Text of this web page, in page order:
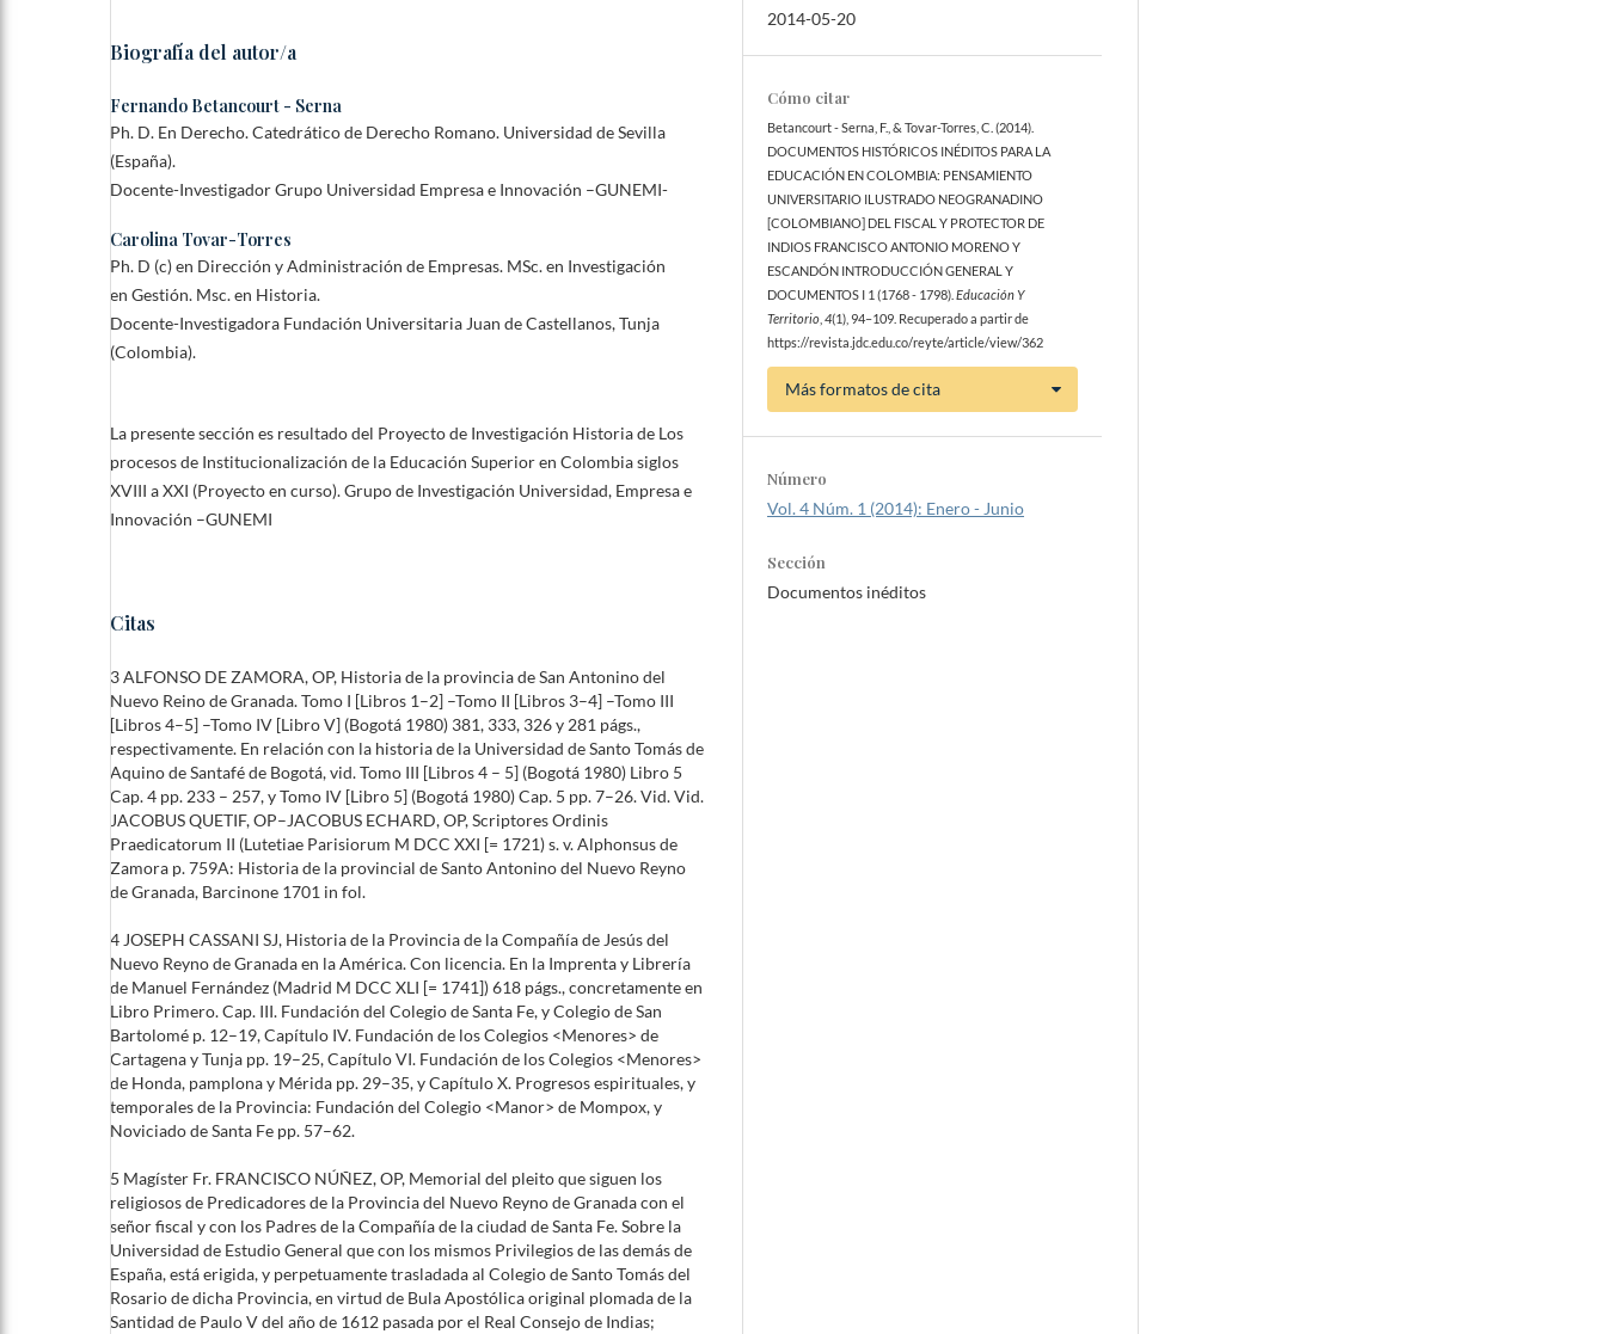
Biografía del autor/a
Fernando Betancourt - Serna
Ph. D. En Derecho. Catedrático de Derecho Romano. Universidad de Sevilla
(España).
Docente-Investigador Grupo Universidad Empresa e Innovación –GUNEMI-
Carolina Tovar-Torres
Ph. D (c) en Dirección y Administración de Empresas. MSc. en Investigación
en Gestión. Msc. en Historia.
Docente-Investigadora Fundación Universitaria Juan de Castellanos, Tunja
(Colombia).
La presente sección es resultado del Proyecto de Investigación Historia de Los
procesos de Institucionalización de la Educación Superior en Colombia siglos
XVIII a XXI (Proyecto en curso). Grupo de Investigación Universidad, Empresa e
Innovación –GUNEMI
Citas
3 ALFONSO DE ZAMORA, OP, Historia de la provincia de San Antonino del
Nuevo Reino de Granada. Tomo I [Libros 1–2] –Tomo II [Libros 3–4] –Tomo III
[Libros 4–5] –Tomo IV [Libro V] (Bogotá 1980) 381, 333, 326 y 281 págs.,
respectivamente. En relación con la historia de la Universidad de Santo Tomás de
Aquino de Santafé de Bogotá, vid. Tomo III [Libros 4 – 5] (Bogotá 1980) Libro 5
Cap. 4 pp. 233 – 257, y Tomo IV [Libro 5] (Bogotá 1980) Cap. 5 pp. 7–26. Vid. Vid.
JACOBUS QUETIF, OP–JACOBUS ECHARD, OP, Scriptores Ordinis
Praedicatorum II (Lutetiae Parisiorum M DCC XXI [= 1721) s. v. Alphonsus de
Zamora p. 759A: Historia de la provincial de Santo Antonino del Nuevo Reyno
de Granada, Barcinone 1701 in fol.
4 JOSEPH CASSANI SJ, Historia de la Provincia de la Compañía de Jesús del
Nuevo Reyno de Granada en la América. Con licencia. En la Imprenta y Librería
de Manuel Fernández (Madrid M DCC XLI [= 1741]) 618 págs., concretamente en
Libro Primero. Cap. III. Fundación del Colegio de Santa Fe, y Colegio de San
Bartolomé p. 12–19, Capítulo IV. Fundación de los Colegios <Menores> de
Cartagena y Tunja pp. 19–25, Capítulo VI. Fundación de los Colegios <Menores>
de Honda, pamplona y Mérida pp. 29–35, y Capítulo X. Progresos espirituales, y
temporales de la Provincia: Fundación del Colegio <Manor> de Mompox, y
Noviciado de Santa Fe pp. 57–62.
5 Magíster Fr. FRANCISCO NÚÑEZ, OP, Memorial del pleito que siguen los
religiosos de Predicadores de la Provincia del Nuevo Reyno de Granada con el
señor fiscal y con los Padres de la Compañía de la ciudad de Santa Fe. Sobre la
Universidad de Estudio General que con los mismos Privilegios de las demás de
España, está erigida, y perpetuamente trasladada al Colegio de Santo Tomás del
Rosario de dicha Provincia, en virtud de Bula Apostólica original plomada de la
Santidad de Paulo V del año de 1612 pasada por el Real Consejo de Indias;
2014-05-20
Cómo citar
Betancourt - Serna, F., & Tovar-Torres, C. (2014).
DOCUMENTOS HISTÓRICOS INÉDITOS PARA LA
EDUCACIÓN EN COLOMBIA: PENSAMIENTO
UNIVERSITARIO ILUSTRADO NEOGRANADINO
[COLOMBIANO] DEL FISCAL Y PROTECTOR DE
INDIOS FRANCISCO ANTONIO MORENO Y
ESCANDÓN INTRODUCCIÓN GENERAL Y
DOCUMENTOS I 1 (1768 - 1798).Educación Y
Territorio ,4(1), 94–109. Recuperado a partir de
https://revista.jdc.edu.co/reyte/article/view/362
Más formatos de cita
Número
Vol. 4 Núm. 1 (2014): Enero - Junio
Sección
Documentos inéditos